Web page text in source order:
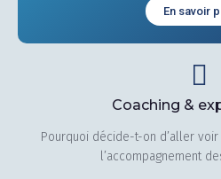
Coaching &
Pourquoi décide-t-on d’aller
l’accompagnement
En savoir